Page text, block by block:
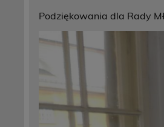
Podziękowania dla Rady